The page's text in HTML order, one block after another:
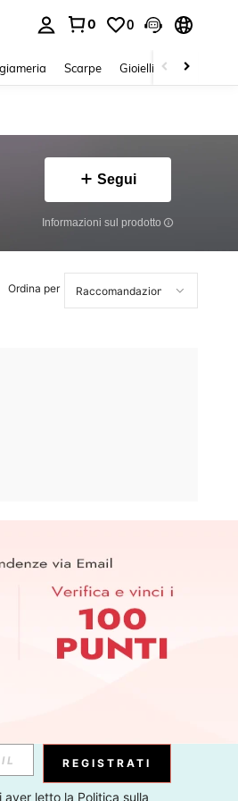
0 0
Scarpe Gioielli E Accessori
Segui
Informazioni sul prodotto
Ordina per
IN ANTEPRIMA! (È
Abbonati
REGISTRATI
aver letto la Politica sulla